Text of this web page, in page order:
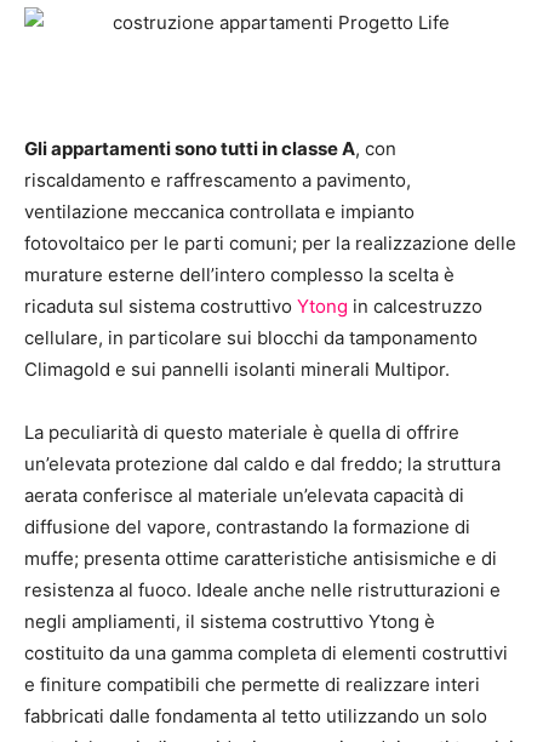
Gli appartamenti sono tutti in classe A, con
riscaldamento e raffrescamento a pavimento,
ventilazione meccanica controllata e impianto
fotovoltaico per le parti comuni; per la realizzazione delle
murature esterne dell’intero complesso la scelta è
ricaduta sul sistema costruttivo Ytong in calcestruzzo
cellulare, in particolare sui blocchi da tamponamento
Climagold e sui pannelli isolanti minerali Multipor.
La peculiarità di questo materiale è quella di offrire
un’elevata protezione dal caldo e dal freddo; la struttura
aerata conferisce al materiale un’elevata capacità di
diffusione del vapore, contrastando la formazione di
muffe; presenta ottime caratteristiche antisismiche e di
resistenza al fuoco. Ideale anche nelle ristrutturazioni e
negli ampliamenti, il sistema costruttivo Ytong è
costituito da una gamma completa di elementi costruttivi
e finiture compatibili che permette di realizzare interi
fabbricati dalle fondamenta al tetto utilizzando un solo